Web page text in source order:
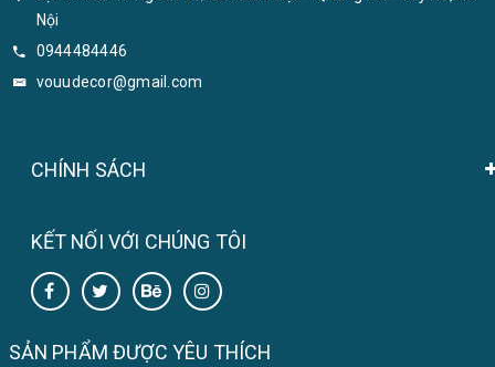
Nội
0944484446
vouudecor@gmail.com
CHÍNH SÁCH
KẾT NỐI VỚI CHÚNG TÔI
SẢN PHẨM ĐƯỢC YÊU THÍCH